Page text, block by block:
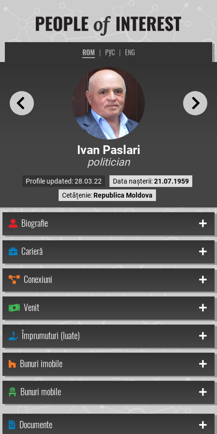
ROM | РУС | ENG
Ivan Paslari
politician
Profile updated: 28.03.22 Data nașterii:21.07.1959
Cetățenie:Republica Moldova
Biografie
Carieră
Conexiuni
Venit
Împrumuturi (luate)
Bunuri imobile
Bunuri mobile
Documente